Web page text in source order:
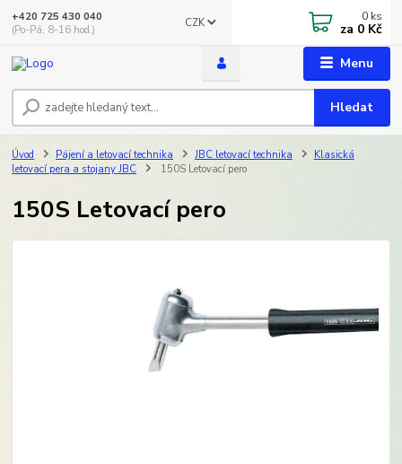
Menu
CZK
Hledat
+420 725 430 040
(Po-Pá, 8-16 hod.)
0 ks
za 0 Kč
Úvod Pájení a letovací technika JBC letovací technika
Klasická
letovací pera a stojany JBC
150S Letovací pero
150S Letovací pero